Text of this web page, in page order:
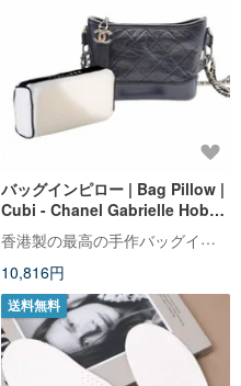
バッグインピロー | Bag Pillow |
Cubi - Chanel Gabrielle Hobo
28cm
香港製の最高の手作バッグインバッグ。私たちのインスタグラムとウェブサイトをチェックしてください
10,816円
送料無料